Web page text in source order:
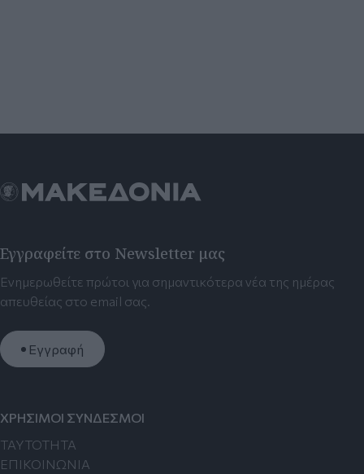
Εγγραφείτε στο Newsletter μας
Ενημερωθείτε πρώτοι για σημαντικότερα νέα της ημέρας
απευθείας στο email σας.
Εγγραφή
ΧΡΗΣΙΜΟΙ ΣΥΝΔΕΣΜΟΙ
TAYTOTHTA
ΕΠΙΚΟΙΝΩΝΙΑ